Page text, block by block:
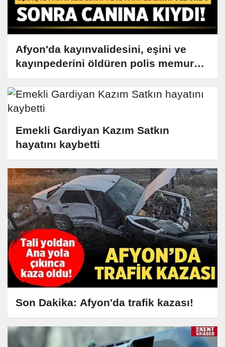
Afyon'da kayınvalidesini, eşini ve
kayınpederini öldüren polis memuru
intihar etti!
Emekli Gardiyan Kazım Satkın
hayatını kaybetti
Son Dakika: Afyon'da trafik kazası!